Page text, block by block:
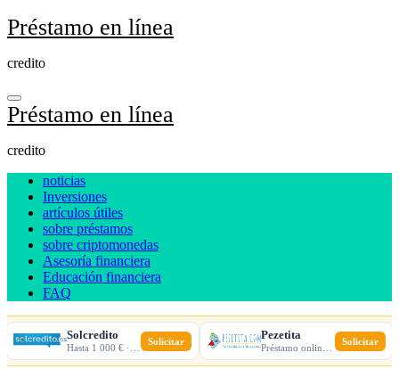
Ir
al
Préstamo en línea
credito
Préstamo en línea
credito
noticias
Inversiones
artículos útiles
sobre préstamos
sobre criptomonedas
Asesoría financiera
Educación financiera
FAQ
Solcredito Solicitar Pezetita Solicitar